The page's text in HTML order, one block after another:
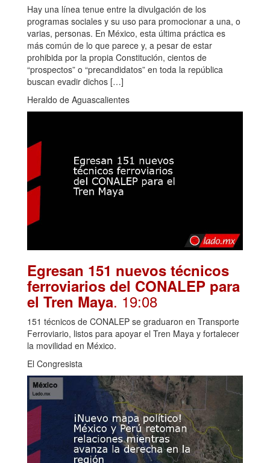
Hay una línea tenue entre la divulgación de los
programas sociales y su uso para promocionar a una, o
varias, personas. En México, esta última práctica es
más común de lo que parece y, a pesar de estar
prohibida por la propia Constitución, cientos de
“prospectos” o “precandidatos” en toda la república
buscan evadir dichos […]
Heraldo de Aguascalientes
Egresan 151 nuevos técnicos
ferroviarios del CONALEP para
el Tren Maya. 19:08
151 técnicos de CONALEP se graduaron en Transporte
Ferroviario, listos para apoyar el Tren Maya y fortalecer
la movilidad en México.
El Congresista